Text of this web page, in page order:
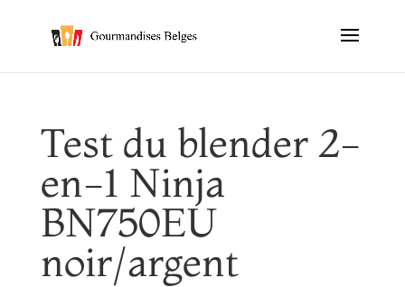
Test du blender 2-
en-1 Ninja
BN750EU
noir/argent